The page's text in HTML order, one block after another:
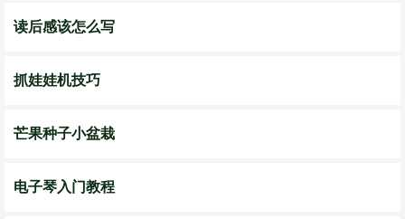
读后感该怎么写
抓娃娃机技巧
芒果种子小盆栽
电子琴入门教程